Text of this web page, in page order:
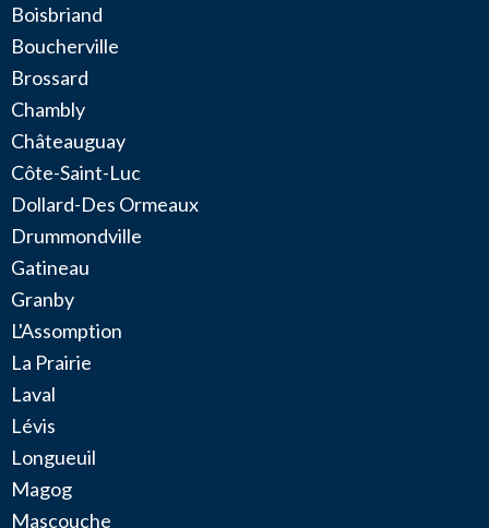
Boisbriand
Boucherville
Brossard
Chambly
Châteauguay
Côte-Saint-Luc
Dollard-Des Ormeaux
Drummondville
Gatineau
Granby
L'Assomption
La Prairie
Laval
Lévis
Longueuil
Magog
Mascouche